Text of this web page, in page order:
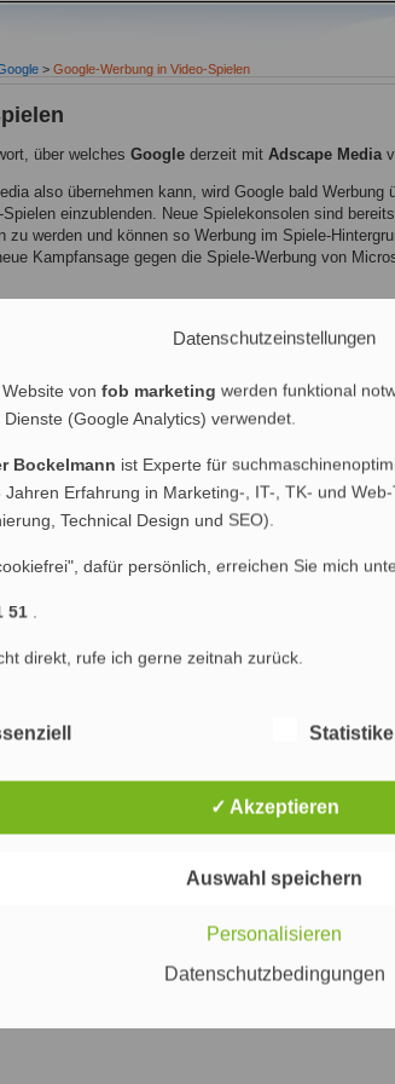
> Google-Werbung in Video-Spielen
über welches Google derzeit mit Adscape Media
also übernehmen kann, wird Google bald Werbung
einzublenden. Neue Spielekonsolen sind
werden und können so Werbung im Spiele-
Kampfansage gegen die Spiele-Werbung von
- 23:21 Uhr)
,Online Marketing, Werbung u. Vertrieb
Wong schluckt Taggle.de
Datenschutzeinstellungen
von fob marketing werden funktional
(Google Analytics) verwendet.
Bockelmann ist Experte für
Jahren Erfahrung in Marketing-, IT-, TK- und
Technical Design und SEO).
dafür persönlich, erreichen Sie mich
51
direkt, rufe ich gerne zeitnah zurück.
✓ Akzeptieren
Auswahl speichern
Personalisieren
Datenschutzbedingungen